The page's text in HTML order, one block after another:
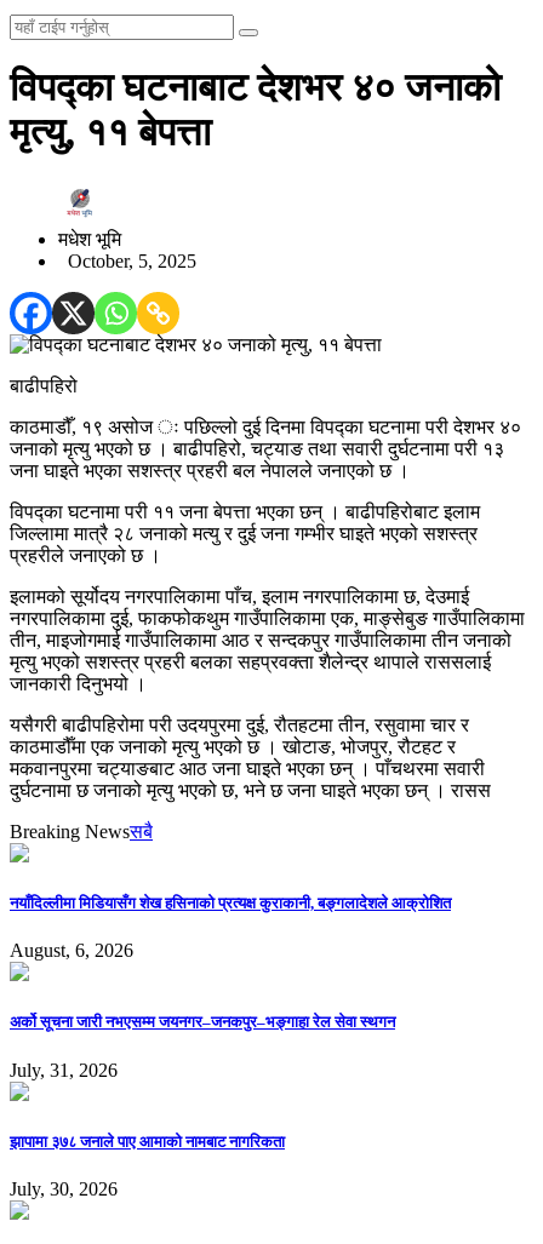
विपद्का घटनाबाट देशभर ४० जनाको
मृत्यु, ११ बेपत्ता
मधेश भूमि
October, 5, 2025
बाढीपहिरो
काठमाडौँ, १९ असोज ः पछिल्लो दुई दिनमा विपद्का घटनामा परी देशभर ४०
जनाको मृत्यु भएको छ । बाढीपहिरो, चट्याङ तथा सवारी दुर्घटनामा परी १३
जना घाइते भएका सशस्त्र प्रहरी बल नेपालले जनाएको छ ।
विपद्का घटनामा परी ११ जना बेपत्ता भएका छन् । बाढीपहिरोबाट इलाम
जिल्लामा मात्रै २८ जनाको मत्यु र दुई जना गम्भीर घाइते भएको सशस्त्र
प्रहरीले जनाएको छ ।
इलामको सूर्योदय नगरपालिकामा पाँच, इलाम नगरपालिकामा छ, देउमाई
नगरपालिकामा दुई, फाकफोकथुम गाउँपालिकामा एक, माङ्सेबुङ गाउँपालिकामा
तीन, माइजोगमाई गाउँपालिकामा आठ र सन्दकपुर गाउँपालिकामा तीन जनाको
मृत्यु भएको सशस्त्र प्रहरी बलका सहप्रवक्ता शैलेन्द्र थापाले राससलाई
जानकारी दिनुभयो ।
यसैगरी बाढीपहिरोमा परी उदयपुरमा दुई, रौतहटमा तीन, रसुवामा चार र
काठमाडौँमा एक जनाको मृत्यु भएको छ । खोटाङ, भोजपुर, रौटहट र
मकवानपुरमा चट्याङबाट आठ जना घाइते भएका छन् । पाँचथरमा सवारी
दुर्घटनामा छ जनाको मृत्यु भएको छ, भने छ जना घाइते भएका छन् । रासस
Breaking Newsसबै
नयाँदिल्लीमा मिडियासँग शेख हसिनाको प्रत्यक्ष कुराकानी, बङ्गलादेशले आक्रोशित
August, 6, 2026
अर्को सूचना जारी नभएसम्म जयनगर–जनकपुर–भङ्गाहा रेल सेवा स्थगन
July, 31, 2026
झापामा ३७८ जनाले पाए आमाको नामबाट नागरिकता
July, 30, 2026